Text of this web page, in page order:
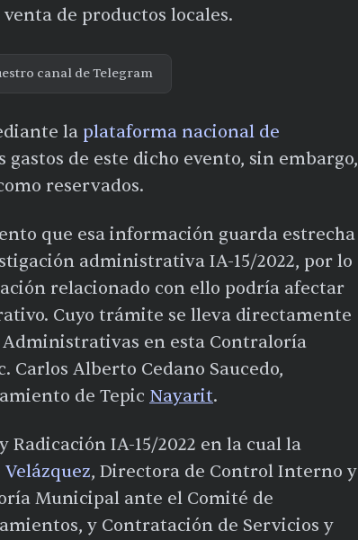
de productos locales.
canal de Telegram
la plataforma nacional de
de este dicho evento, sin embargo,
reservados.
que esa información guarda estrecha
administrativa IA-15/2022, por lo
relacionado con ello podría afectar
Cuyo trámite se lleva directamente
en esta Contraloría
Carlos Alberto Cedano Saucedo,
de Tepic Nayarit.
IA-15/2022 en la cual la
, Directora de Control Interno y
Municipal ante el Comité de
y Contratación de Servicios y